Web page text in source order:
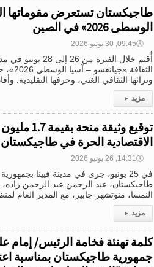
طاجيكستان تستعرض مقوماتها
الوسطى 2026» في الصين
🕔09:45, 30.يونيو 2026
أُقيم خلال
وتراثها الثقافي الغني، وحرفها التقليدية.
مزيد ▸
توقيع
الاقتصادية الحرة في طاجيكستان
🕔14:31, 26.يونيو 2026
في 25 يونيو، جرى في مدينة فيينا
طاجيكستان، عبد الرحمن عبد الرحمن
النمسا، منوتشهر جابير، مع المدير العام
مزيد ▸
كلمة تهنئة فخامة الرئيس/
جمهورية طاجيكستان بمناسبة